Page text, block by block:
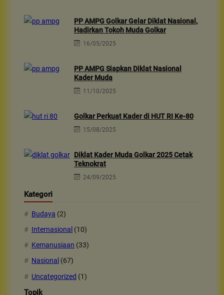
PP AMPG Golkar Gelar Diklat Nasional,
Hadirkan Tokoh Muda Golkar
16/05/2025
PP AMPG Siapkan Diklat Nasional
Kader Muda
11/10/2025
Golkar Perkuat Kader di HUT RI Ke-80
15/08/2025
Diklat Kader Muda Golkar 2025 Cetak
Teknokrat
24/09/2025
Kategori
Budaya (2)
Internasional (10)
Kemanusiaan (33)
Nasional (67)
Uncategorized (1)
Topik